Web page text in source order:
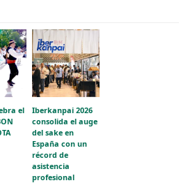
el
Iberkanpai 2026
consolida el auge
del sake en
España con un
récord de
asistencia
profesional